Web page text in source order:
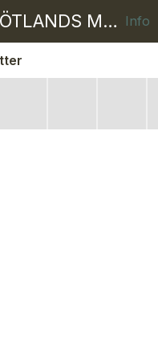
SEKTION: ÖSTERGÖTLANDS MUSEUM Info